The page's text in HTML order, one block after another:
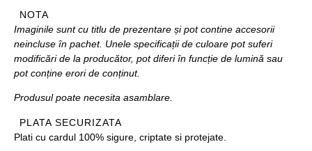
NOTA
Imaginile sunt cu titlu de prezentare și pot contine accesorii
neincluse în pachet. Unele specificații de culoare pot suferi
modificări de la producător, pot diferi în funcție de lumină sau
pot conține erori de conținut.
Produsul poate necesita asamblare.
PLATA SECURIZATA
Plati cu cardul 100% sigure, criptate si protejate.